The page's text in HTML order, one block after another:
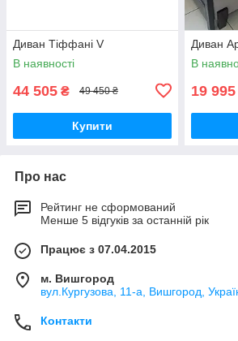
Диван Тіффані V
В наявності
44 505 ₴ 49 450 ₴
Купити
Диван
В
19 995
Про нас
Рейтинг не сформований
Менше 5 відгуків за останній рік
Працює з 07.04.2015
м. Вишгород
вул.Кургузова, 11-а, Вишгород,
Контакти